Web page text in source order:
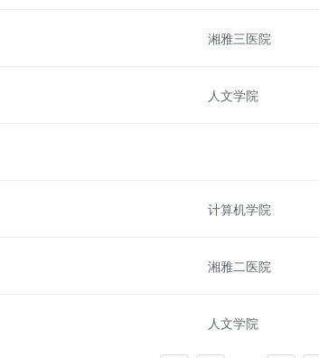
湘雅三医院
人文学院
计算机学院
湘雅二医院
人文学院